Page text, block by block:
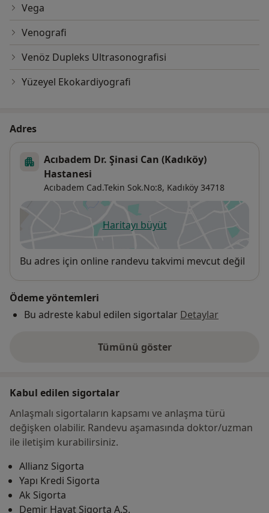
Vega
Venografi
Venöz Dupleks Ultrasonografisi
Yüzeyel Ekokardiyografi
Adres
Acıbadem Dr. Şinasi Can (Kadıköy)
Hastanesi
Acıbadem Cad.Tekin Sok.No:8, Kadıköy 34718
Haritayı büyütyeni bir sekmede açılır
Uygunluk
Bu adres için online randevu takvimi mevcut değil
Ödeme yöntemleri
Bu adreste kabul edilen sigortalar Detaylar
Tümünü göster
adres hakkında
Kabul edilen sigortalar
Anlaşmalı sigortaların kapsamı ve anlaşma türü
değişken olabilir. Randevu aşamasında doktor/uzman
ile iletişim kurabilirsiniz.
Allianz Sigorta
Yapı Kredi Sigorta
Ak Sigorta
Demir Hayat Sigorta A.Ş.